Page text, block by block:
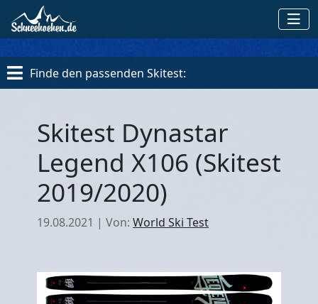
Skitest Dynastar
Legend X106 (Skitest
2019/2020)
19.08.2021 | Von: World Ski Test
Finde den passenden Skitest: